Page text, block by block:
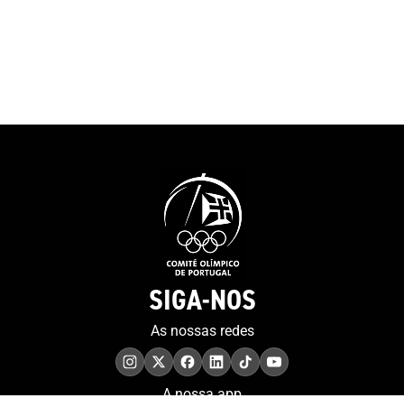
SIGA-NOS
As nossas redes
A nossa app